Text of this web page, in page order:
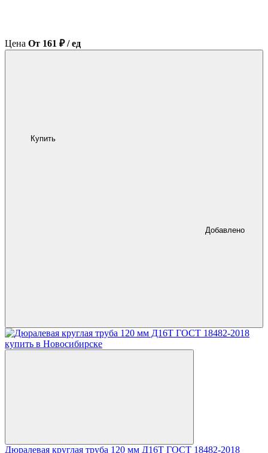
Цена От 161 ₽ / ед
Купить
Добавлено
Дюралевая круглая труба 120 мм Д16Т ГОСТ 18482-2018